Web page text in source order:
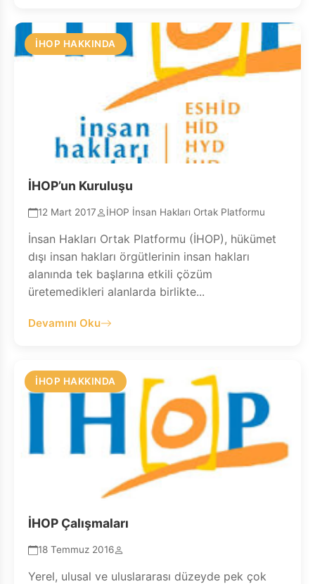
İHOP HAKKINDA
İHOP’un Kuruluşu
12 Mart 2017 İHOP İnsan Hakları Ortak Platformu
İnsan Hakları Ortak Platformu (İHOP), hükümet
dışı insan hakları örgütlerinin insan hakları
alanında tek başlarına etkili çözüm
üretemedikleri alanlarda birlikte...
Devamını Oku
İHOP HAKKINDA
İHOP Çalışmaları
18 Temmuz 2016
Yerel, ulusal ve uluslararası düzeyde pek çok